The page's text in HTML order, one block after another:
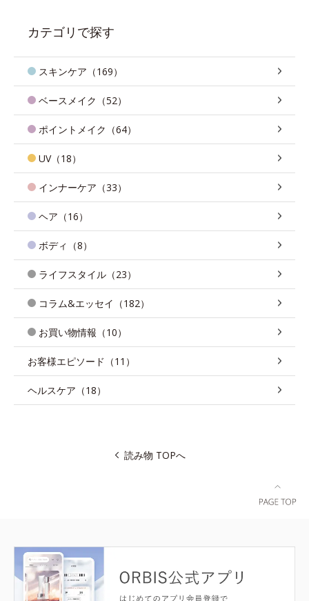
カテゴリで探す
スキンケア（169）
ベースメイク（52）
ポイントメイク（64）
UV（18）
インナーケア（33）
ヘア（16）
ボディ（8）
ライフスタイル（23）
コラム&エッセイ（182）
お買い物情報（10）
お客様エピソード（11）
ヘルスケア（18）
読み物 TOPへ